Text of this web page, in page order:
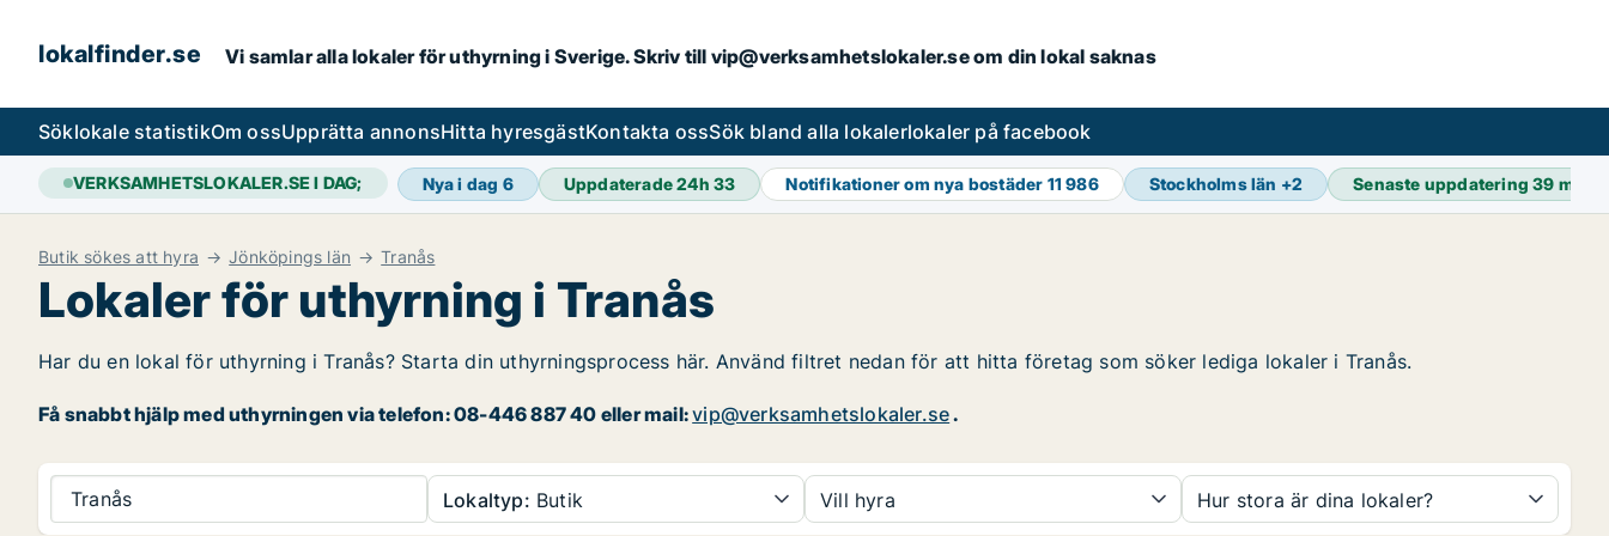
lokalfinder.se Vi samlar alla lokaler för uthyrning i Sverige. Skriv till vip@verksamhetslokaler.se om din lokal saknas
Söklokale statistikOm ossUpprätta annonsHitta hyresgästKontakta ossSök bland alla lokalerlokaler på facebook
VERKSAMHETSLOKALER.SE I DAG; Nya i dag 6 Uppdaterade 24h33 Notifikationer om nya bostäder 11 986 Stockholms län +2 Senaste uppdatering39 min
Butik sökes att hyra Jönköpings län Tranås
Lokaler för uthyrning i Tranås
Har du en lokal för uthyrning i Tranås? Starta din uthyrningsprocess här. Använd filtret nedan för att hitta företag som söker lediga lokaler i Tranås.
Få snabbt hjälp med uthyrningen via telefon: 08-446 887 40 eller mail:vip@verksamhetslokaler.se.
Tranås Lokaltyp: Butik Vill hyra Hur stora är dina lokaler?